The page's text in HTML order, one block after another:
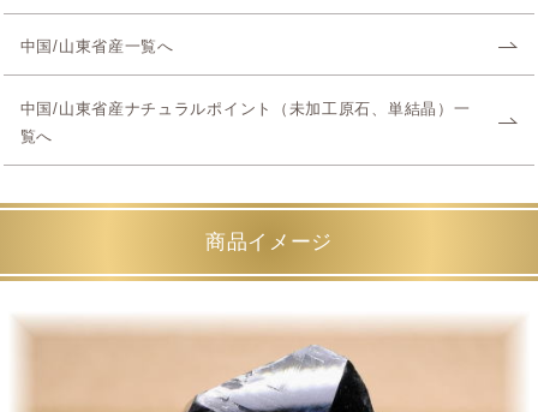
中国/山東省産一覧へ
中国/山東省産ナチュラルポイント（未加工原石、単結晶）一
覧へ
商品イメージ